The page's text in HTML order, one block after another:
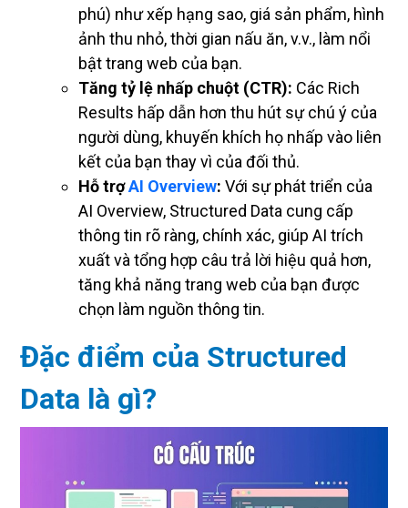
phú) như xếp hạng sao, giá sản phẩm, hình
ảnh thu nhỏ, thời gian nấu ăn, v.v., làm nổi
bật trang web của bạn.
Tăng tỷ lệ nhấp chuột (CTR): Các Rich
Results hấp dẫn hơn thu hút sự chú ý của
người dùng, khuyến khích họ nhấp vào liên
kết của bạn thay vì của đối thủ.
Hỗ trợAI Overview: Với sự phát triển của
AI Overview, Structured Data cung cấp
thông tin rõ ràng, chính xác, giúp AI trích
xuất và tổng hợp câu trả lời hiệu quả hơn,
tăng khả năng trang web của bạn được
chọn làm nguồn thông tin.
Đặc điểm của Structured
Data là gì?